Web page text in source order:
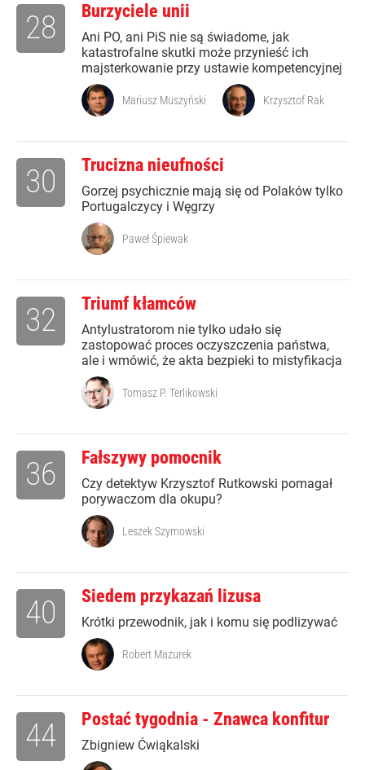
Burzyciele unii
Ani PO, ani PiS nie są świadome, jak
katastrofalne skutki może przynieść ich
majsterkowanie przy ustawie kompetencyjnej
28
Mariusz Muszyński Krzysztof Rak
Trucizna nieufności
Gorzej psychicznie mają się od Polaków tylko
Portugalczycy i Węgrzy
30
Paweł Śpiewak
Triumf kłamców
Antylustratorom nie tylko udało się
zastopować proces oczyszczenia państwa,
ale i wmówić, że akta bezpieki to mistyfikacja
32
Tomasz P. Terlikowski
Fałszywy pomocnik
Czy detektyw Krzysztof Rutkowski pomagał
porywaczom dla okupu?
36
Leszek Szymowski
Siedem przykazań lizusa
Krótki przewodnik, jak i komu się podlizywać
40
Robert Mazurek
Postać tygodnia - Znawca konfitur
Zbigniew Ćwiąkalski
44